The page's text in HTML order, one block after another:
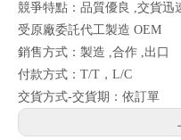
競爭特點：品質優良 ,交貨迅
受原廠委託代工製造 OEM
銷售方式：製造 ,合作 ,出口
付款方式：T/T，L/C
交貨方式-交貨期：依訂單